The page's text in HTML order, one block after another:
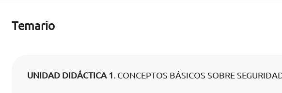
Temario
UNIDAD DIDÁCTICA 1. CONCEPTOS BÁSICOS SOBRE